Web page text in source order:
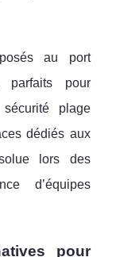
au port
parfaits pour
plage
dédiés aux
lors des
d’équipes
pour